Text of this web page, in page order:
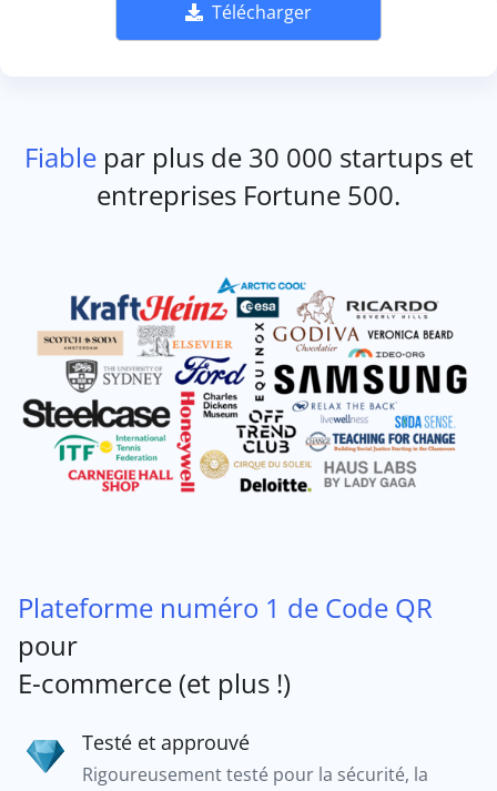
Télécharger
Fiablepar plus de 30 000 startups et
entreprises Fortune 500.
Plateforme numéro 1 de Code QR
pour
E-commerce (et plus !)
Testé et approuvé
Rigoureusement testé pour la sécurité, la